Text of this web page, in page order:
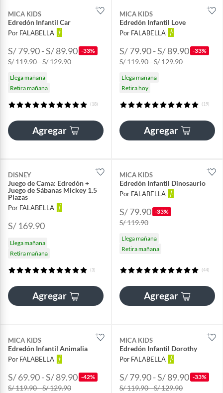
MICA KIDS
Edredón Infantil Car
Por FALABELLA
S/ 79.90 - S/ 89.90 -33%
S/ 119.90 - S/ 129.90
Llega mañana
Retira mañana
(18)
Agregar
MICA KIDS
Edredón Infantil Love
Por FALABELLA
S/ 79.90 - S/ 89.90 -33%
S/ 119.90 - S/ 129.90
Llega mañana
Retira hoy
(19)
Agregar
DISNEY
Juego de Cama: Edredón +
Juego de Sábanas Mickey 1.5
Plazas
Por FALABELLA
S/ 169.90
Llega mañana
Retira mañana
(3)
Agregar
MICA KIDS
Edredón Infantil Dinosaurio
Por FALABELLA
S/ 79.90 -33%
S/ 119.90
Llega mañana
Retira mañana
(44)
Agregar
MICA KIDS
Edredón Infantil Animalia
Por FALABELLA
S/ 69.90 - S/ 89.90 -42%
S/ 119.90 - S/ 129.90
MICA KIDS
Edredón Infantil Dorothy
Por FALABELLA
S/ 79.90 - S/ 89.90 -33%
S/ 119.90 - S/ 129.90